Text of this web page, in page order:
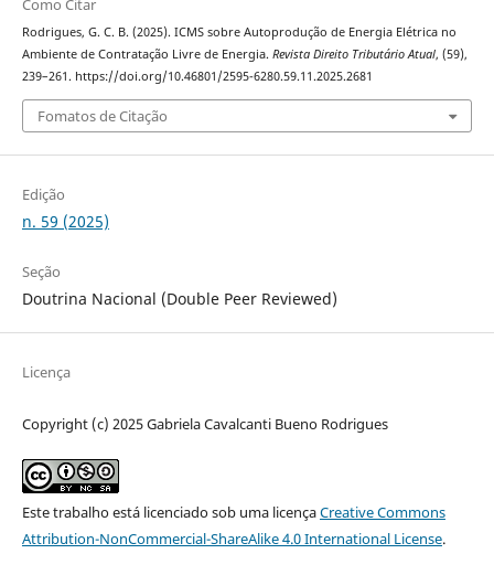
Como Citar
Rodrigues, G. C. B. (2025). ICMS sobre Autoprodução de Energia Elétrica no
Ambiente de Contratação Livre de Energia. Revista Direito Tributário Atual, (59),
239–261. https://doi.org/10.46801/2595-6280.59.11.2025.2681
Fomatos de Citação
Edição
n. 59 (2025)
Seção
Doutrina Nacional (Double Peer Reviewed)
Licença
Copyright (c) 2025 Gabriela Cavalcanti Bueno Rodrigues
Este trabalho está licenciado sob uma licençaCreative Commons
Attribution-NonCommercial-ShareAlike 4.0 International License.